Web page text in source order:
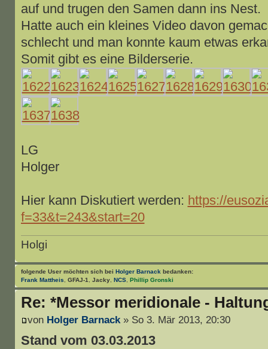
auf und trugen den Samen dann ins Nest.
Hatte auch ein kleines Video davon
schlecht und man konnte kaum etwas
Somit gibt es eine Bilderserie.
LG
Holger
Hier kann Diskutiert werden: https://
f=33&t=243&start=20
Holgi
folgende User möchten sich bei Holger Barnackbedanken:
Frank Mattheis, GFAJ-1, Jacky, NCS, Phillip Gronski
Re: *Messor meridionale -
von Holger Barnack» So 3. Mär 2013, 20:30
Stand vom 03.03.2013